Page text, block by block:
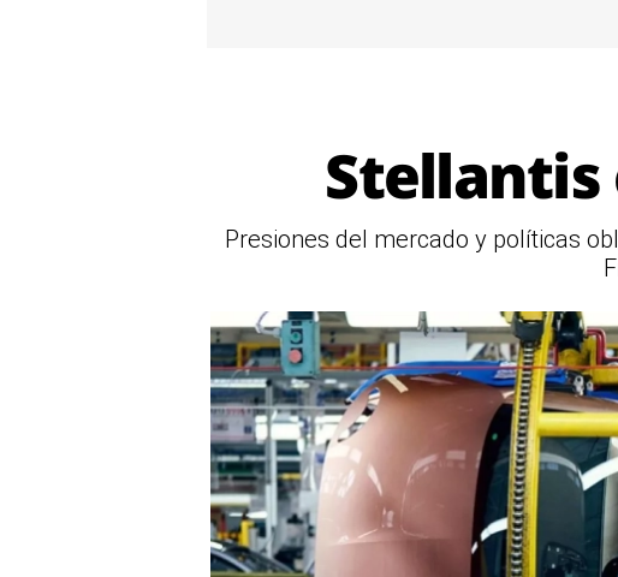
Stellantis
Presiones del mercado y políticas